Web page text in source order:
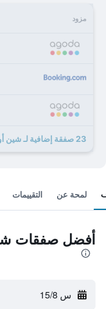
مزود
23 صفقة إضافية لـ شين أوساكا ستيشن هوتل
لمحة عن التقييمات
أفضل صفقات
س 15/8